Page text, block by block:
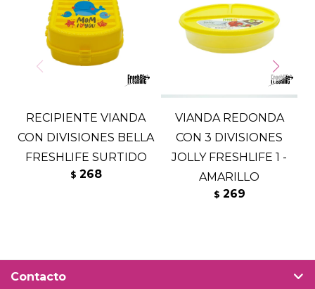
RECIPIENTE VIANDA
CON DIVISIONES BELLA
FRESHLIFE SURTIDO
$ 268
VIANDA REDONDA
CON 3 DIVISIONES
JOLLY FRESHLIFE 1 -
AMARILLO
$ 269
Contacto